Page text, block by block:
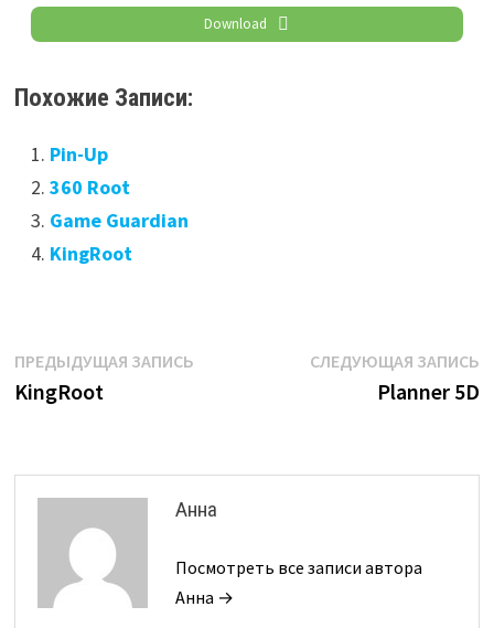
Download
Похожие Записи:
Pin-Up
360 Root
Game Guardian
KingRoot
Навигация
по
ПРЕДЫДУЩАЯ ЗАПИСЬПредыдущая
KingRoot
СЛЕДУЮЩАЯ ЗАПИСЬ
Planner 5D
Анна
Посмотреть все записи автора
Анна →